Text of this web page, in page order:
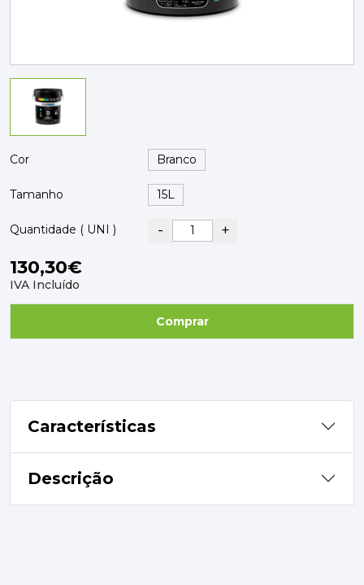
TINTAS, DROGAS E LIMPEZA
DYRUP
SKIL
Cor
Tamanho
Quantidade ( UNI ) - +
130,30€
IVA Incluído
Comprar
Características
Descrição